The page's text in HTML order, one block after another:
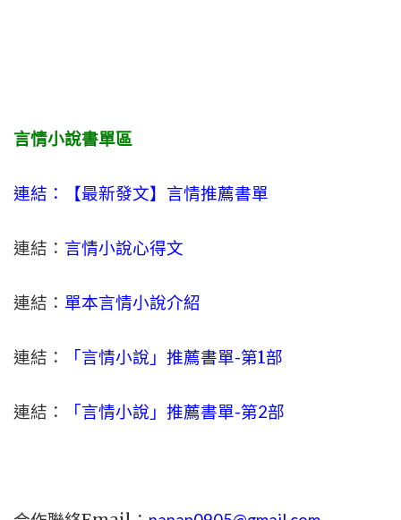
言情小說書單區
連結：【最新發文】 言情推薦書單
連結： 言情小說心得文
連結： 單本言情小說介紹
連結： 「言情小說」推薦書單-第1部
連結： 「言情小說」推薦書單-第2部